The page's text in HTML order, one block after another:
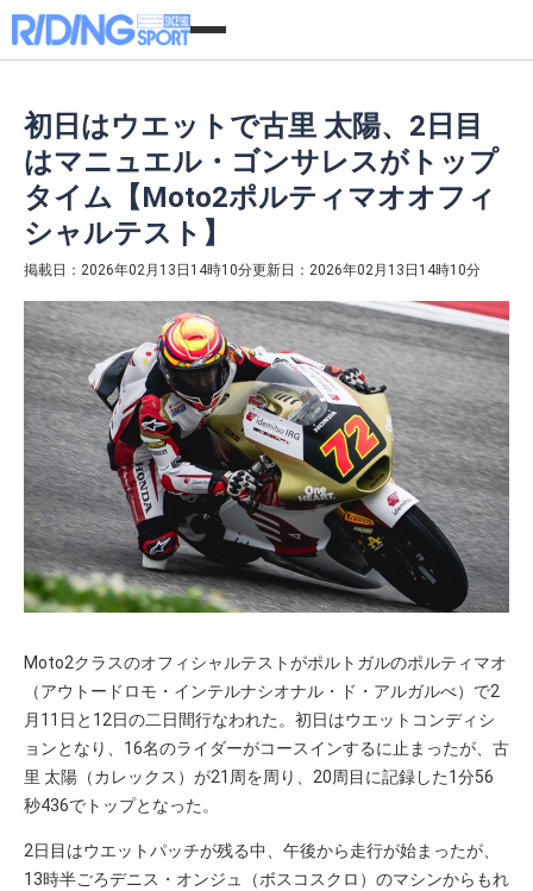
初日はウエットで古里 太陽、2日目
はマニュエル・ゴンサレスがトップ
タイム【Moto2ポルティマオオフィ
シャルテスト】
掲載日：2026年02月13日14時10分更新日：2026年02月13日14時10分
Moto2クラスのオフィシャルテストがポルトガルのポルティマオ
（アウトードロモ・インテルナシオナル・ド・アルガルべ）で2
月11日と12日の二日間行なわれた。初日はウエットコンディシ
ョンとなり、16名のライダーがコースインするに止まったが、古
里 太陽（カレックス）が21周を周り、20周目に記録した1分56
秒436でトップとなった。
2日目はウエットパッチが残る中、午後から走行が始まったが、
13時半ごろデニス・オンジュ（ボスコスクロ）のマシンからもれ